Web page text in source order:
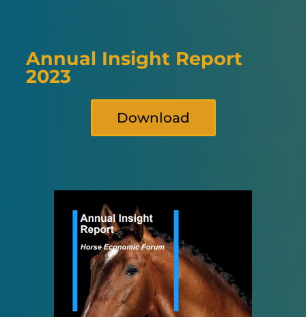
Annual Insight Report
2023
Download